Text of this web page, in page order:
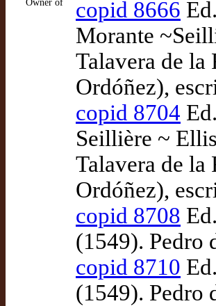
Owner of copid 8666
Morante
Talavera de
Ordóñez),
copid 8704
Seillière ~
Talavera de
Ordóñez),
copid 8708
(1549). Pedro
copid 8710
(1549). Pedro